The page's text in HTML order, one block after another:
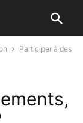
Participer à des